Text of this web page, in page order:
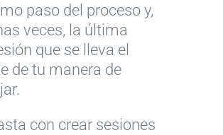
paso del proceso y,
veces, la última
que se lleva el
de tu manera de
con crear sesiones